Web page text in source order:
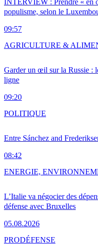
INTERVIEW : Prendre « en
populisme, selon le
09:57
Garder un œil sur la Russie :
ligne
09:20
AGRICULTURE &
Entre Sánchez and
08:42
POLITIQUE
L’Italie va négocier des
défense avec Bruxelles
05.08.2026
ENERGIE,
PRODÉFENSE